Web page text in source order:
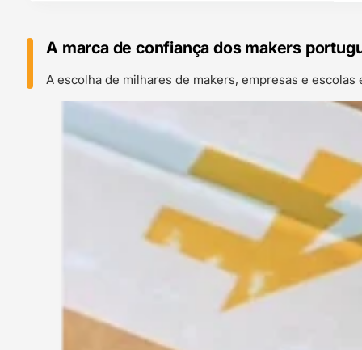
A marca de confiança dos makers
A escolha de milhares de makers, empresas e escolas